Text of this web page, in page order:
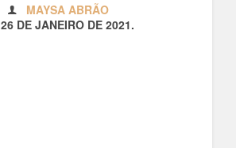
MAYSA ABRÃO
26 DE JANEIRO DE 2021.